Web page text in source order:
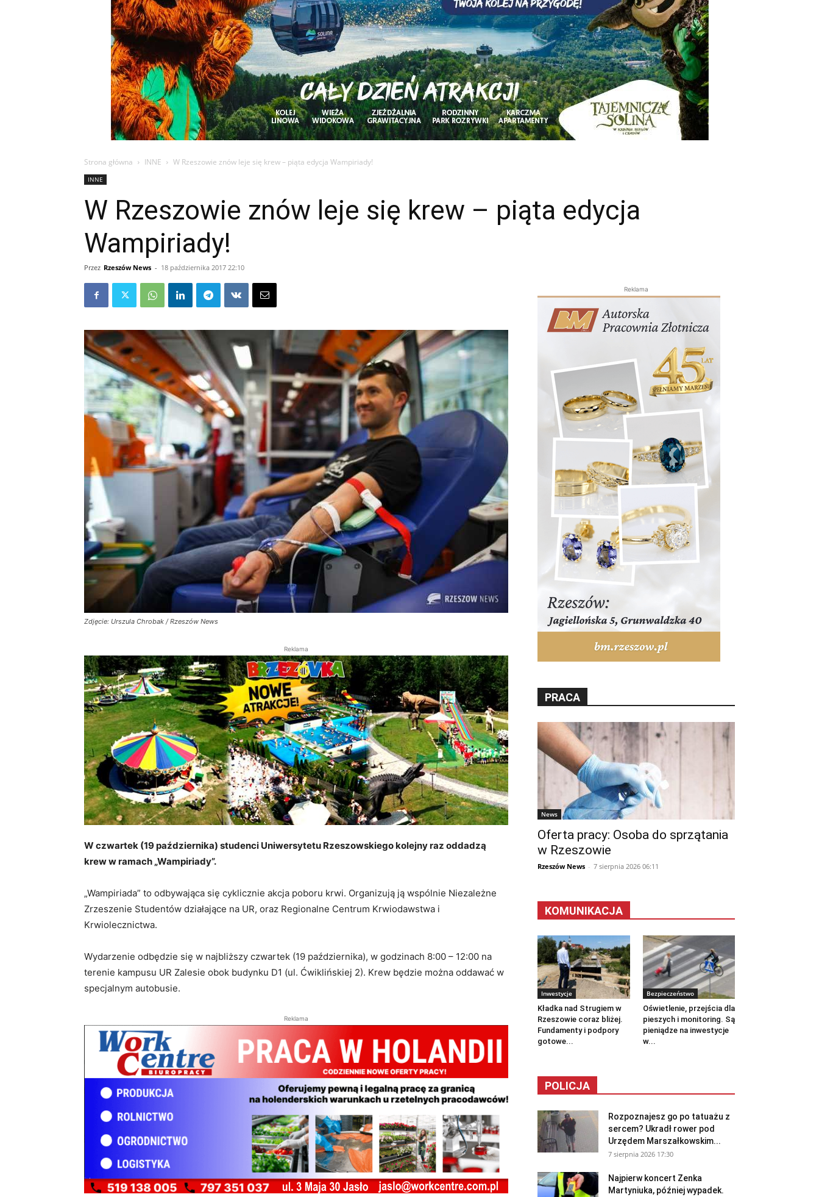
Strona główna INNE W Rzeszowie znów leje się krew – piąta edycja Wampiriady!
INNE
W Rzeszowie znów leje się krew – piąta edycja
Wampiriady!
Przez Rzeszów News - 18 października 2017 22:10
Zdjęcie: Urszula Chrobak / Rzeszów News
Reklama
W czwartek (19 października) studenci Uniwersytetu Rzeszowskiego kolejny raz oddadzą
krew w ramach „Wampiriady”.
„Wampiriada” to odbywająca się cyklicznie akcja poboru krwi. Organizują ją wspólnie Niezależne
Zrzeszenie Studentów działające na UR, oraz Regionalne Centrum Krwiodawstwa i
Krwiolecznictwa.
Wydarzenie odbędzie się w najbliższy czwartek (19 października), w godzinach 8:00 – 12:00 na
terenie kampusu UR Zalesie obok budynku D1 (ul. Ćwiklińskiej 2). Krew będzie można oddawać w
specjalnym autobusie.
Reklama
Reklama
PRACA
News
Oferta pracy: Osoba do sprzątania
w Rzeszowie
Rzeszów News - 7 sierpnia 2026 06:11
KOMUNIKACJA
Inwestycje
Kładka nad Strugiem w
Rzeszowie coraz bliżej.
Fundamenty i podpory
gotowe...
Bezpieczeństwo
Oświetlenie, przejścia dla
pieszych i monitoring. Są
pieniądze na inwestycje
w...
POLICJA
Rozpoznajesz go po tatuażu z
sercem? Ukradł rower pod
Urzędem Marszałkowskim...
7 sierpnia 2026 17:30
Najpierw koncert Zenka
Martyniuka, później wypadek.